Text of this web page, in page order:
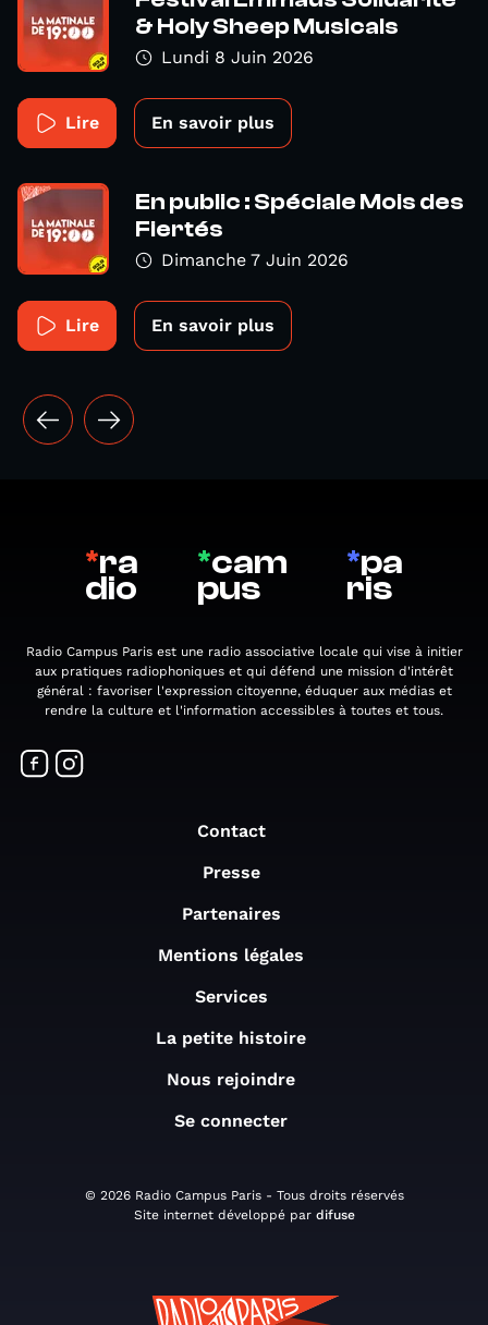
& Holy Sheep Musicals
Lundi 8 Juin 2026
Lire En savoir plus
En public : Spéciale Mois des
Fiertés
Dimanche 7 Juin 2026
Lire En savoir plus
*ra
dio
*cam
pus
*pa
ris
Radio Campus Paris est une radio associative locale qui vise à initier
aux pratiques radiophoniques et qui défend une mission d'intérêt
général : favoriser l'expression citoyenne, éduquer aux médias et
rendre la culture et l'information accessibles à toutes et tous.
Contact
Presse
Partenaires
Mentions légales
Services
La petite histoire
Nous rejoindre
Se connecter
© 2026 Radio Campus Paris - Tous droits réservés
Site internet développé par difuse